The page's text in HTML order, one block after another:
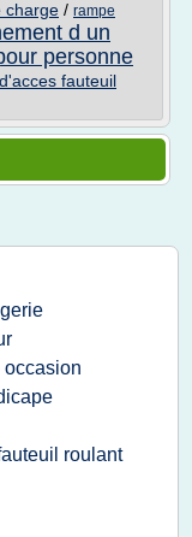
charge / rampe
d un
personne
fauteuil
roulant